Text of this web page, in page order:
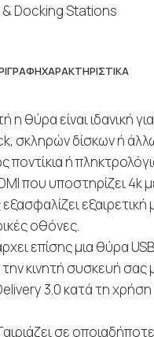
& Docking Stations
ΧΑΡΑΚΤΗΡΙΣΤΙΚΆ
η θύρα είναι ιδανική
σκληρών δίσκων ή
ποντίκια ή
που υποστηρίζει 4k
οθόνες.
επίσης μια θύρα
κινητή συσκευή σας
3.0 κατά τη
σε